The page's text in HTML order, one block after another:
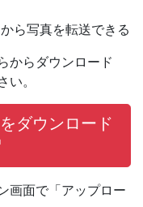
ら写真を転送できる
からダウンロード
。
ダウンロード
画面で「アップロー